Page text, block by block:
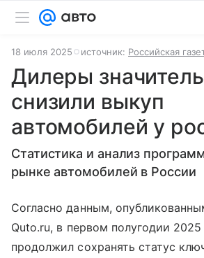
18 июля 2025 источник: Российская
Дилеры
снизили выкуп
автомобилей у
Статистика и анализ
рынке автомобилей в России
Согласно данным,
Quto.ru, в первом полугодии
продолжил сохранять статус